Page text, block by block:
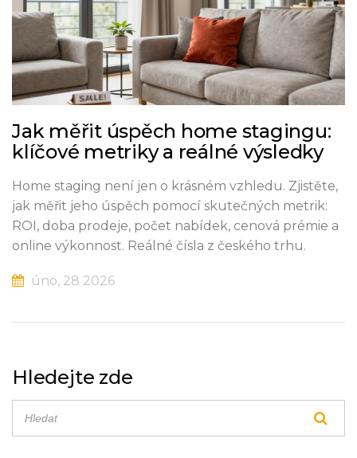
Jak měřit úspěch home stagingu:
klíčové metriky a reálné výsledky
Home staging není jen o krásném vzhledu. Zjistěte,
jak měřit jeho úspěch pomocí skutečných metrik:
ROI, doba prodeje, počet nabídek, cenová prémie a
online výkonnost. Reálné čísla z českého trhu.
úno, 28 2026
Hledejte zde